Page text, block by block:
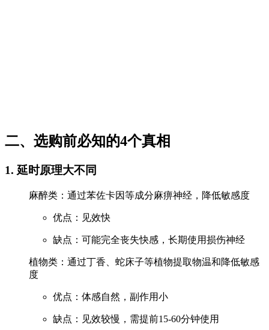
二、选购前必知的4个真相
1. 延时原理大不同
麻醉类：通过苯佐卡因等成分麻痹神经，降低敏感度
优点：见效快
缺点：可能完全丧失快感，长期使用损伤神经
植物类：通过丁香、蛇床子等植物提取物温和降低敏感
度
优点：体感自然，副作用小
缺点：见效较慢，需提前15-60分钟使用